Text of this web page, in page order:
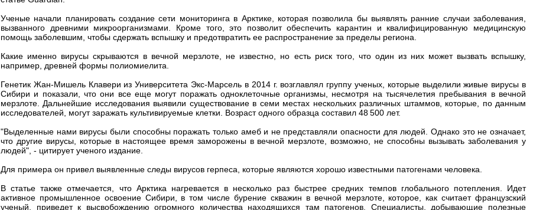
Ученые начали планировать создание сети мониторинга в Арктике, которая позволила бы выявлять ранние случаи заболевания,
вызванного древними микроорганизмами. Кроме того, это позволит обеспечить карантин и квалифицированную медицинскую
помощь заболевшим, чтобы сдержать вспышку и предотвратить ее распространение за пределы региона.
Какие именно вирусы скрываются в вечной мерзлоте, не известно, но есть риск того, что один из них может вызвать вспышку,
например, древней формы полиомиелита.
Генетик Жан-Мишель Клавери из Университета Экс-Марсель в 2014 г. возглавлял группу ученых, которые выделили живые вирусы в
Сибири и показали, что они все еще могут поражать одноклеточные организмы, несмотря на тысячелетия пребывания в вечной
мерзлоте. Дальнейшие исследования выявили существование в семи местах нескольких различных штаммов, которые, по данным
исследователей, могут заражать культивируемые клетки. Возраст одного образца составил 48 500 лет.
"Выделенные нами вирусы были способны поражать только амеб и не представляли опасности для людей. Однако это не означает,
что другие вирусы, которые в настоящее время заморожены в вечной мерзлоте, возможно, не способны вызывать заболевания у
людей", - цитирует ученого издание.
Для примера он привел выявленные следы вирусов герпеса, которые являются хорошо известными патогенами человека.
В статье также отмечается, что Арктика нагревается в несколько раз быстрее средних темпов глобального потепления. Идет
активное промышленное освоение Сибири, в том числе бурение скважин в вечной мерзлоте, которое, как считает французский
ученый, приведет к высвобождению огромного количества находящихся там патогенов. Специалисты, добывающие полезные